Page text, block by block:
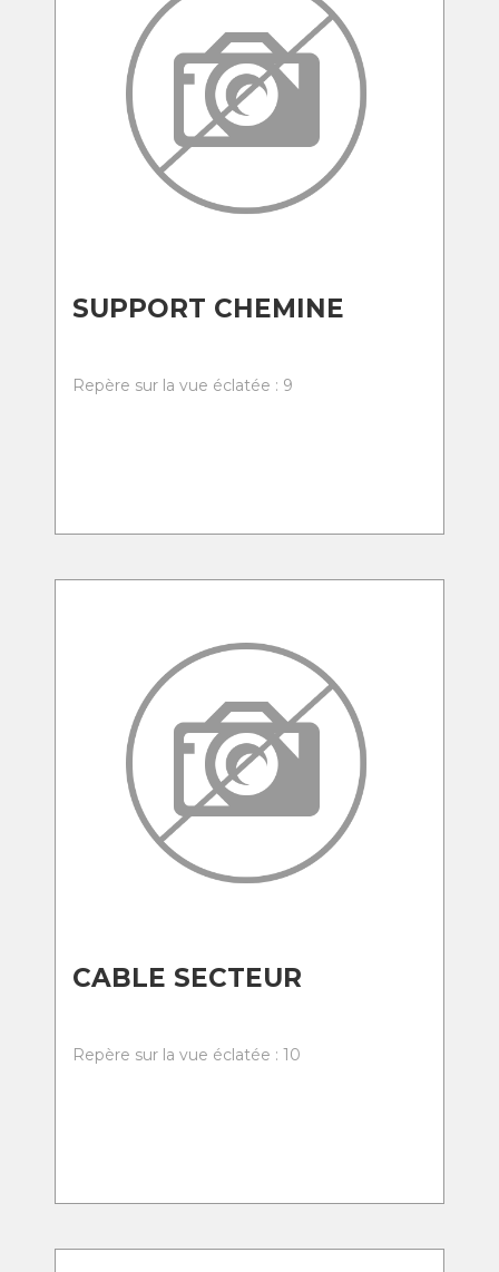
SUPPORT CHEMINE
Repère sur la vue éclatée : 9
CABLE SECTEUR
Repère sur la vue éclatée : 10